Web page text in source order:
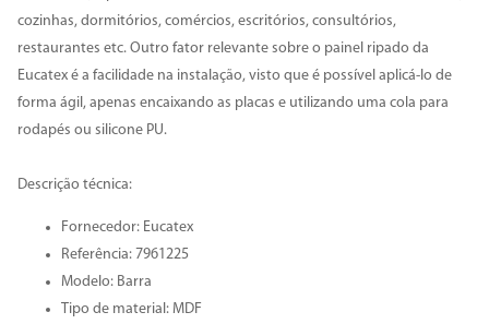
cozinhas, dormitórios, comércios, escritórios, consultórios,
restaurantes etc. Outro fator relevante sobre o painel ripado da
Eucatex é a facilidade na instalação, visto que é possível aplicá-lo de
forma ágil, apenas encaixando as placas e utilizando uma cola para
rodapés ou silicone PU.
Descrição técnica:
Fornecedor: Eucatex
Referência: 7961225
Modelo: Barra
Tipo de material: MDF